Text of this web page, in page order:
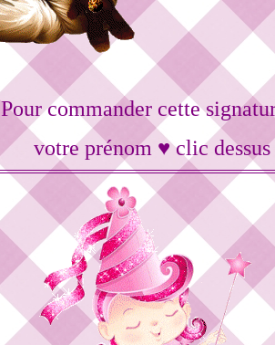
Pour commander cette
votre prénom ♥ clic dessus